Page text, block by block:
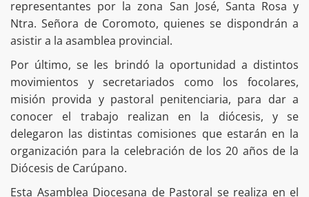
representantes por la zona San José, Santa Rosa y
Ntra. Señora de Coromoto, quienes se dispondrán a
asistir a la asamblea provincial.
Por último, se les brindó la oportunidad a distintos
movimientos y secretariados como los focolares,
misión provida y pastoral penitenciaria, para dar a
conocer el trabajo realizan en la diócesis, y se
delegaron las distintas comisiones que estarán en la
organización para la celebración de los 20 años de la
Diócesis de Carúpano.
Esta Asamblea Diocesana de Pastoral se realiza en el